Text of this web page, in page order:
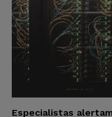
Especialistas